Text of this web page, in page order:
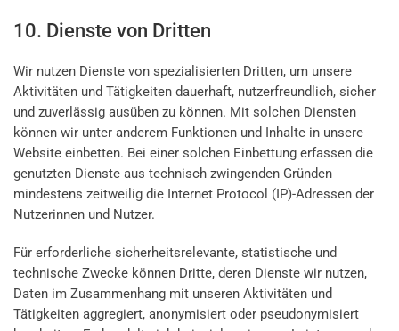
10. Dienste von Dritten
Wir nutzen Dienste von spezialisierten Dritten, um unsere
Aktivitäten und Tätigkeiten dauerhaft, nutzerfreundlich, sicher
und zuverlässig ausüben zu können. Mit solchen Diensten
können wir unter anderem Funktionen und Inhalte in unsere
Website einbetten. Bei einer solchen Einbettung erfassen die
genutzten Dienste aus technisch zwingenden Gründen
mindestens zeitweilig die Internet Protocol (IP)-Adressen der
Nutzerinnen und Nutzer.
Für erforderliche sicherheitsrelevante, statistische und
technische Zwecke können Dritte, deren Dienste wir nutzen,
Daten im Zusammenhang mit unseren Aktivitäten und
Tätigkeiten aggregiert, anonymisiert oder pseudonymisiert